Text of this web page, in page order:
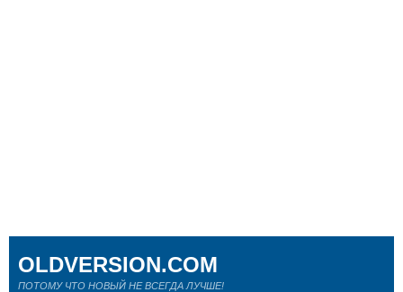
OLDVERSION.COM
ПОТОМУ ЧТО НОВЫЙ НЕ ВСЕГДА ЛУЧШЕ!